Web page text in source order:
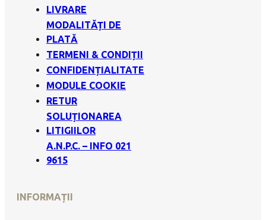
LIVRARE
MODALITĂȚI DE
PLATĂ
TERMENI & CONDIȚII
CONFIDENȚIALITATE
MODULE COOKIE
RETUR
SOLUȚIONAREA
LITIGIILOR
A.N.P.C. – INFO 021
9615
INFORMAȚII